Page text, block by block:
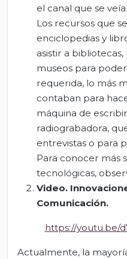
el canal que se
Los recursos que
enciclopedias y
asistir a
museos para
requerida, lo más
contaban para
máquina de
radiograbadora,
entrevistas o para
Para conocer más
tecnológicas,
Video.
Comunicación.
https://youtu.be/
Actualmente, la